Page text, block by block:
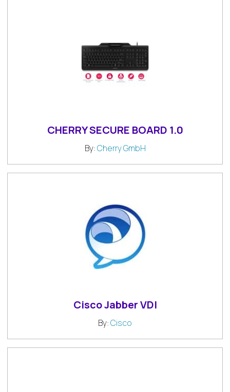
CHERRY SECURE BOARD 1.0
By:Cherry GmbH
Cisco Jabber VDI
By:Cisco